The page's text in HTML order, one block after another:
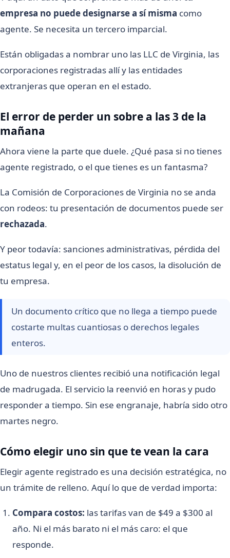
empresa no puede designarse a sí misma como
agente. Se necesita un tercero imparcial.
Están obligadas a nombrar uno las LLC de Virginia, las
corporaciones registradas allí y las entidades
extranjeras que operan en el estado.
El error de perder un sobre a las 3 de la
mañana
Ahora viene la parte que duele. ¿Qué pasa si no tienes
agente registrado, o el que tienes es un fantasma?
La Comisión de Corporaciones de Virginia no se anda
con rodeos: tu presentación de documentos puede ser
rechazada.
Y peor todavía: sanciones administrativas, pérdida del
estatus legal y, en el peor de los casos, la disolución de
tu empresa.
Un documento crítico que no llega a tiempo puede
costarte multas cuantiosas o derechos legales
enteros.
Uno de nuestros clientes recibió una notificación legal
de madrugada. El servicio la reenvió en horas y pudo
responder a tiempo. Sin ese engranaje, habría sido otro
martes negro.
Cómo elegir uno sin que te vean la cara
Elegir agente registrado es una decisión estratégica, no
un trámite de relleno. Aquí lo que de verdad importa:
Compara costos: las tarifas van de $49 a $300 al
año. Ni el más barato ni el más caro: el que
responde.